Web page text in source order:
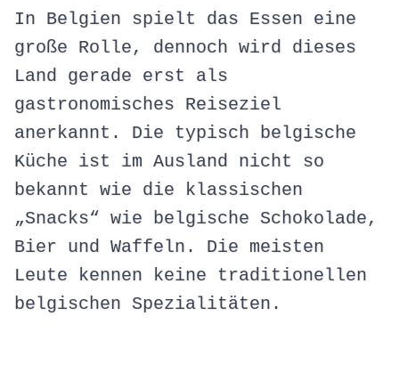
In Belgien spielt das Essen eine
große Rolle, dennoch wird dieses
Land gerade erst als
gastronomisches Reiseziel
anerkannt. Die typisch belgische
Küche ist im Ausland nicht so
bekannt wie die klassischen
„Snacks“ wie belgische Schokolade,
Bier und Waffeln. Die meisten
Leute kennen keine traditionellen
belgischen Spezialitäten.